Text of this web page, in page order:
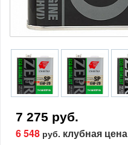
7 275 руб.
6 548 руб. клубная цена